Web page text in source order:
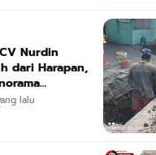
Nurdin
dari Harapan,
Lalai Awasi
lalu